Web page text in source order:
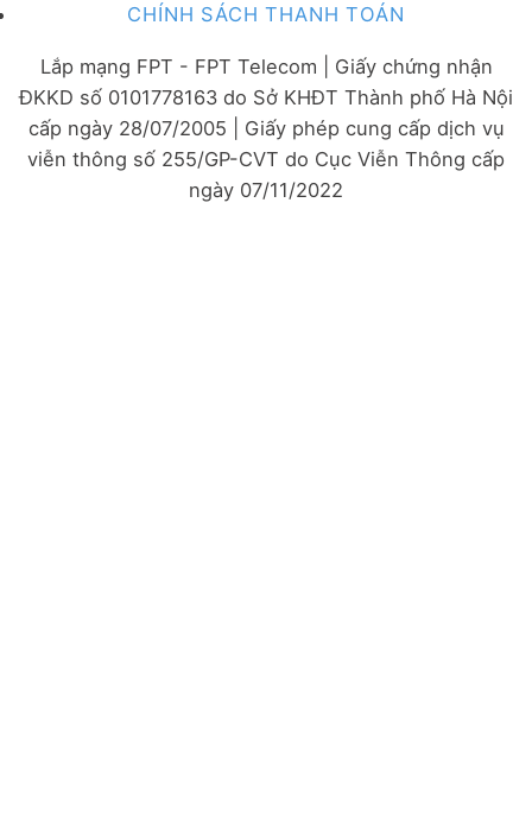
CHÍNH SÁCH THANH TOÁN
Lắp mạng FPT - FPT Telecom | Giấy chứng nhận
ĐKKD số 0101778163 do Sở KHĐT Thành phố Hà Nội
cấp ngày 28/07/2005 | Giấy phép cung cấp dịch vụ
viễn thông số 255/GP-CVT do Cục Viễn Thông cấp
ngày 07/11/2022